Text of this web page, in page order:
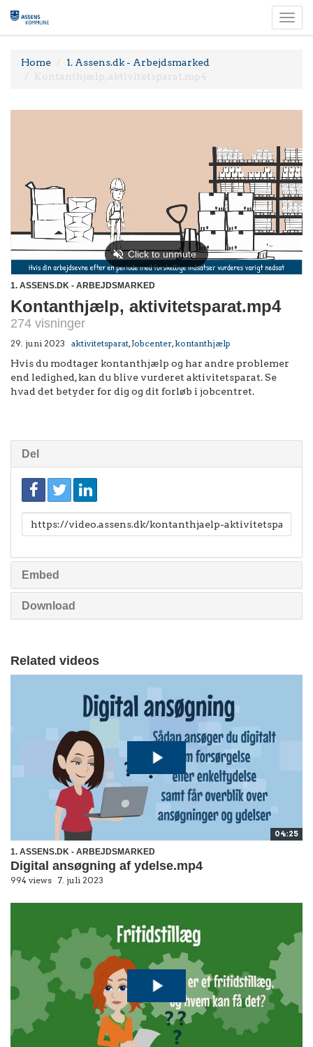
Home
1. Assens.dk - Arbejdsmarked
Kontanthjælp, aktivitetsparat.mp4
1. ASSENS.DK - ARBEJDSMARKED
Kontanthjælp, aktivitetsparat.mp4
274 visninger
29. juni 2023 aktivitetsparat,Jobcenter,kontanthjælp
Hvis du modtager kontanthjælp og har andre problemer
end ledighed, kan du blive vurderet aktivitetsparat. Se
hvad det betyder for dig og dit forløb i jobcentret.
Del
Link
Embed
Download
Related videos
04:25
1. ASSENS.DK - ARBEJDSMARKED
Digital ansøgning af ydelse.mp4
994 views 7. juli 2023